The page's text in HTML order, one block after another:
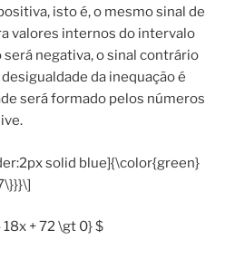
isto é, o mesmo sinal de
valores internos do intervalo
será negativa, o sinal contrário
da inequação é
será formado pelos números
solid blue]{\color{green}
+ 72 \gt 0} $